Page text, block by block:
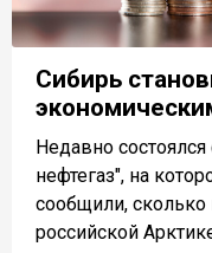
Сибирь
Недавно
нефтегаз", на
сообщили, сколько
российской